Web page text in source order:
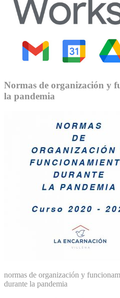
Normas de organización y
la pandemia
normas de organización y
durante la pandemia